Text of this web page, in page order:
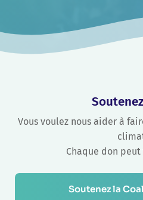
Vous voulez nous aider à
Chaque don
Soutenez la